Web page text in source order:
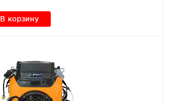
В корзину